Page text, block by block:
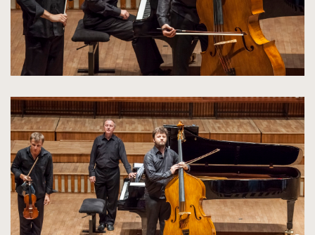
spowoduje
powiększenie
zdjęcia
do
rozmiarów
oryginalnych